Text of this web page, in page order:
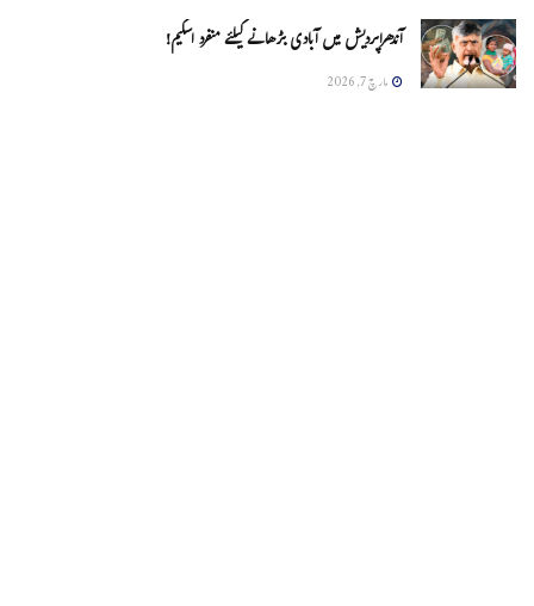
آندھراپردیش میں آبادی بڑھانے کیلئے منفرد اسکیم!
مارچ 7, 2026